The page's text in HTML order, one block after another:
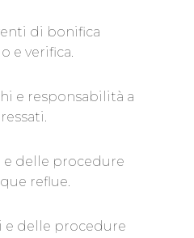
di bonifica
e verifica.
e responsabilità a
e delle procedure
reflue.
e delle procedure